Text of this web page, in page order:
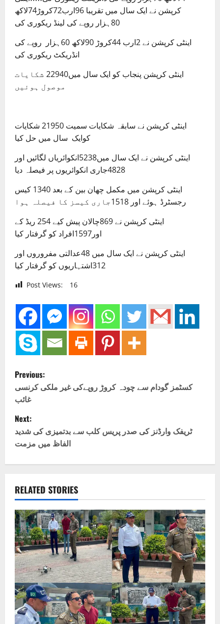
کرپشن نے ایک سال میں تقریبا 96ارب72کروڑ74لاکھ
80ہزار روپے کی لینڈ ریکوری کی
اینٹی کرپشن نے 2ارب 44کروڑ 90لاکھ 60ہزار روپے کی
انڈریکٹ ریکوری کی
اینٹی کرپشن پنجاب کو ایک سال میں22940 شکایات
موصول ہوئیں
اینٹی کرپشن نے سابقہ شکایات سمیت 21950 شکایات
کوایک سال میں حل کیا
اینٹی کرپشن نے ایک سال میں5238انکوائریاں لگائیں اور
4828جاری انکوائریوں پر فیصلہ دیا
اینٹی کرپشن میں مکمل چھان بین کے بعد 1340 کیس
رجسٹرڈ ہوئے اور 1518جاری کیسز کا فیصلہ ہوا
اینٹی کرپشن نے 869چالان پیش کیے 254 ریڈ کے
اور1597افراد کو گرفتار کیا
اینٹی کرپشن نے ایک سال میں 48عدالتی مفروروں اور
312اشتہاریوں کو گرفتار کیا
Post Views: 16
P
o
s
t
n
v
i
g
a
t
i
o
Previous:
کسٹمز گودام سے چودہ کروڑ روپےکی غیر ملکی کرنسی
غائب
Next:
ٹریفک وارڈنز کی صدر پریس کلب سے بدتمیزی کی شدید
الفاظ میں مزمت
RELATED STORIES